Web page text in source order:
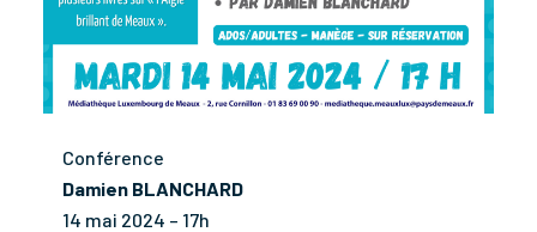
Conférence
Damien BLANCHARD
14 mai 2024 – 17h